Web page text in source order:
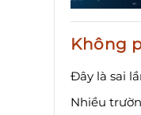
Không
Đây là sai
Nhiều